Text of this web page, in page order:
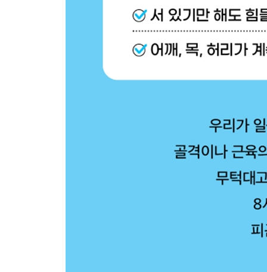
PART 10 | 스트레칭
088 어깨 결림 해소 스트레칭
089 요통 해소 스트레칭
COLUMN 9 치마를 입으면 무릎이 안 좋아진다?